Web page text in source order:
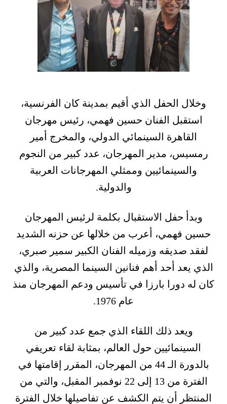
وخلال الحفل الذي أقيم بمدينة كان الفرنسية،
استقبل الفنان حسين فهمي، رئيس مهرجان
القاهرة السينمائي الدولي، والمخرج أمير
رمسيس، مدير المهرجان، عدد كبير من النجوم
والسينمائيين وممثلي المهرجانات العربية
والدولية.
وبدأ حفل الاستقبال بكلمة لرئيس المهرجان
حسين فهمي، أعرب من خلالها عن حزنه الشديد
لفقد صديقه وزميله الفنان الكبير سمير صبري،
الذي يعد أحد أهم فنانين السينما المصرية، والذي
كان له دورا بارزا في تأسيس ودعم المهرجان منذ
عام 1976.
ويعد ذلك اللقاء الذي جمع عدد كبير من
السينمائيين حول العالم، بمثابة لقاء تعريفي
بالدورة الـ 44 من المهرجان، المقرر إقامتها في
الفترة من 13 إلى 22 نوفمبر المقبل، والتي من
المنتظر أن يتم الكشف عن تفاصيلها خلال الفترة